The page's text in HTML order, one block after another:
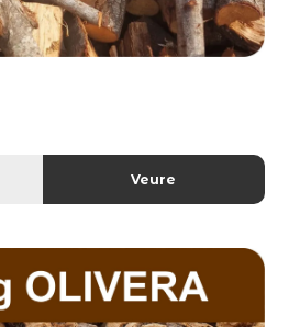
Veure